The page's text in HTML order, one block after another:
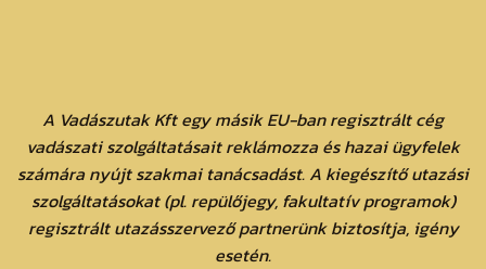
A Vadászutak Kft egy másik EU-ban regisztrált cég
vadászati szolgáltatásait reklámozza és hazai ügyfelek
számára nyújt szakmai tanácsadást. A kiegészítő utazási
szolgáltatásokat (pl. repülőjegy, fakultatív programok)
regisztrált utazásszervező partnerünk biztosítja, igény
esetén.